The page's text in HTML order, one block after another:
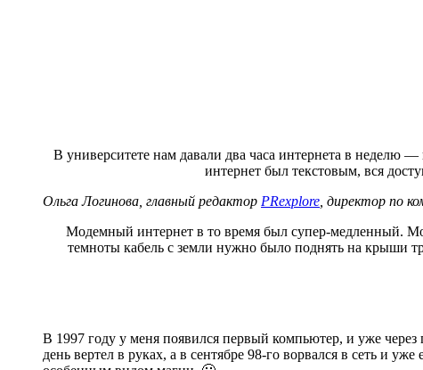
В университете нам давали два часа интернета в неделю
интернет был текстовым, вся
Ольга Логинова, главный редактор PRexplore , директор по
Модемный интернет в то время был супер-медленный.
темноты кабель с земли нужно было поднять на крыши
В 1997 году у меня появился первый компьютер, и уже
день вертел в руках, а в сентябре 98-го ворвался в сеть и